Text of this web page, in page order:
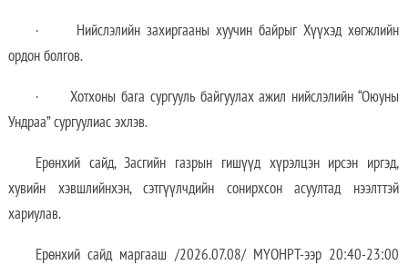
· Нийслэлийн захиргааны хуучин байрыг Хүүхэд хөгжлийн
ордон болгов.
· Хотхоны бага сургууль байгуулах ажил нийслэлийн “Оюуны
Ундраа” сургуулиас эхлэв.
Ерөнхий сайд, Засгийн газрын гишүүд хүрэлцэн ирсэн иргэд,
хувийн хэвшлийнхэн, сэтгүүлчдийн сонирхсон асуултад нээлттэй
хариулав.
Ерөнхий сайд маргааш /2026.07.08/ МҮОНРТ-ээр 20:40-23:00